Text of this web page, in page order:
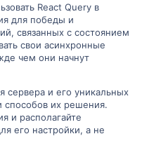
React Query в
для победы и
связанных с состоянием
свои асинхронные
чем они начнут
сервера и его уникальных
способов их решения.
и располагайте
его настройки, а не